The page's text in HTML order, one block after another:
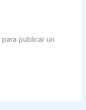
para publicar un